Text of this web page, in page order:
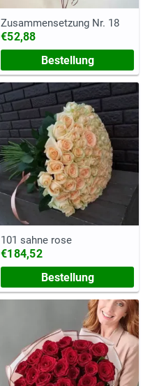
Zusammensetzung Nr. 18
€52,88
Bestellung
101 sahne rose
€184,52
Bestellung